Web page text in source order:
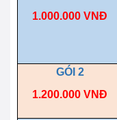
1.000.000 VNĐ
GÓI 2
1.200.000 VNĐ